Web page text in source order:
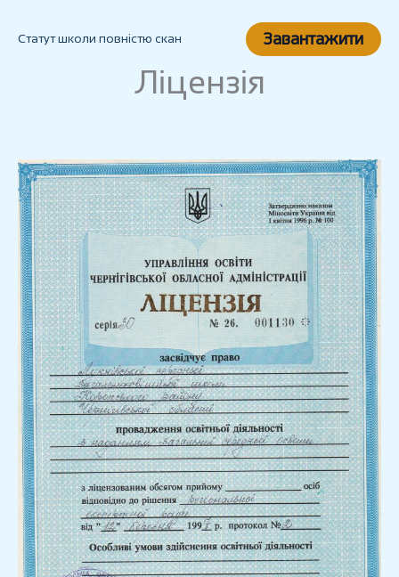
Статут школи повністю скан Завантажити
Ліцензія